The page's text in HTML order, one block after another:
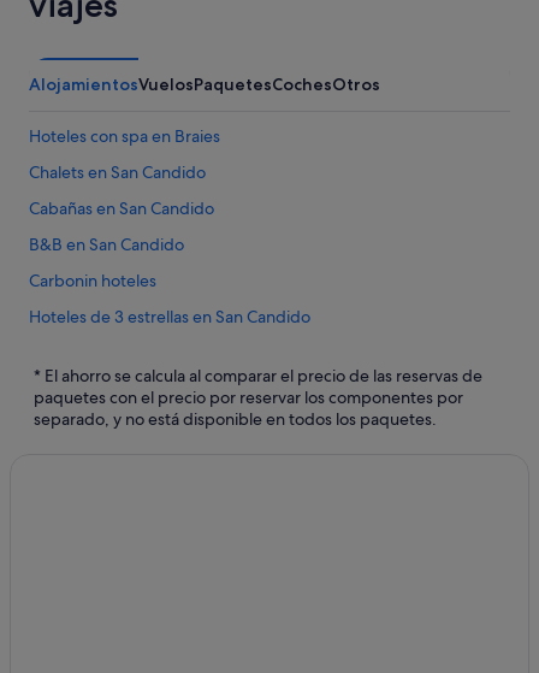
AlojamientosVuelosPaquetesCochesOtros
Hoteles con spa en Braies
Chalets en San Candido
Cabañas en San Candido
B&B en San Candido
Carbonin hoteles
Hoteles de 3 estrellas en San Candido
Apartoteles en San Candido
Casas de huéspedes en San Candido
* El ahorro se calcula al comparar el precio de las reservas de
paquetes con el precio por reservar los componentes por
separado, y no está disponible en todos los paquetes.